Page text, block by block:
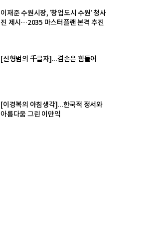
이재준 수원시장, ‘창업도시 수원’ 청사
진 제시…2035 마스터플랜 본격 추진
[신형범의 千글자]...겸손은 힘들어
[이경복의 아침생각]...한국적 정서와
아름다움 그린 이만익